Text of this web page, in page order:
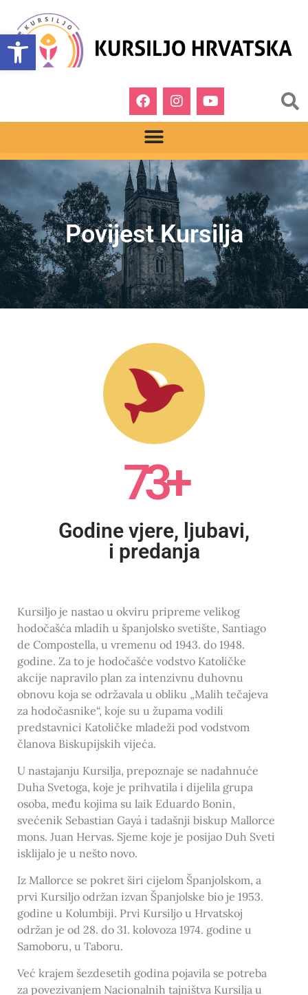
Open toolbar
Povijest Kursilja
73+
Godine vjere, ljubavi,
i predanja
Kursiljo je nastao u okviru pripreme velikog
hodočašća mladih u španjolsko svetište, Santiago
de Compostella, u vremenu od 1943. do 1948.
godine. Za to je hodočašće vodstvo Katoličke
akcije napravilo plan za intenzivnu duhovnu
obnovu koja se održavala u obliku „Malih tečajeva
za hodočasnike“, koje su u župama vodili
predstavnici Katoličke mladeži pod vodstvom
članova Biskupijskih vijeća.
U nastajanju Kursilja, prepoznaje se nadahnuće
Duha Svetoga, koje je prihvatila i dijelila grupa
osoba, među kojima su laik Eduardo Bonin,
svećenik Sebastian Gayá i tadašnji biskup Mallorce
mons. Juan Hervas. Sjeme koje je posijao Duh Sveti
isklijalo je u nešto novo.
Iz Mallorce se pokret širi cijelom Španjolskom, a
prvi Kursiljo održan izvan Španjolske bio je 1953.
godine u Kolumbiji. Prvi Kursiljo u Hrvatskoj
održan je od 28. do 31. kolovoza 1974. godine u
Samoboru, u Taboru.
Već krajem šezdesetih godina pojavila se potreba
za povezivanjem Nacionalnih tajništva Kursilja u